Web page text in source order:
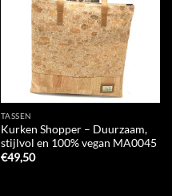
TASSEN
Kurken Shopper – Duurzaam,
stijlvol en 100% vegan MA0045
€49,50